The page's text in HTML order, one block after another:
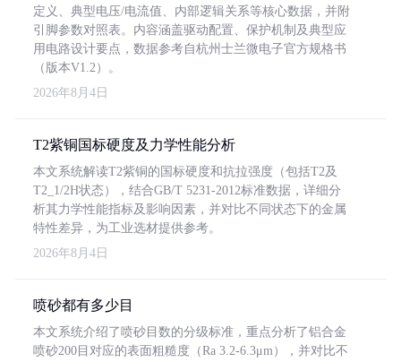
定义、典型电压/电流值、内部逻辑关系等核心数据，并附
引脚参数对照表。内容涵盖驱动配置、保护机制及典型应
用电路设计要点，数据参考自杭州士兰微电子官方规格书
（版本V1.2）。
2026年8月4日
T2紫铜国标硬度及力学性能分析
本文系统解读T2紫铜的国标硬度和抗拉强度（包括T2及
T2_1/2H状态），结合GB/T 5231-2012标准数据，详细分
析其力学性能指标及影响因素，并对比不同状态下的金属
特性差异，为工业选材提供参考。
2026年8月4日
喷砂都有多少目
本文系统介绍了喷砂目数的分级标准，重点分析了铝合金
喷砂200目对应的表面粗糙度（Ra 3.2-6.3μm），并对比不